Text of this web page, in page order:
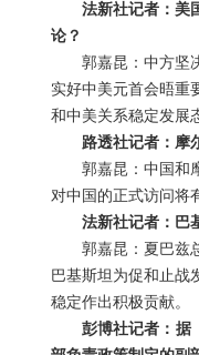
法新社记者：美
论？
郭嘉昆：中方坚
实好中美元首会晤重
和中美关系稳定发展
路透社记者：摩
郭嘉昆：中国和
对中国的正式访问将
法新社记者：巴
郭嘉昆：夏巴兹
巴基斯坦为促和止战
稳定作出积极贡献。
彭博社记者：据